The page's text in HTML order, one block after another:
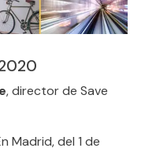
, director de Save
Madrid, del 1 de